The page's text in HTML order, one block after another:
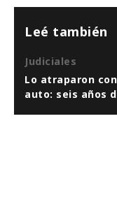
Leé también
Judiciales
Lo atraparon
auto: seis años